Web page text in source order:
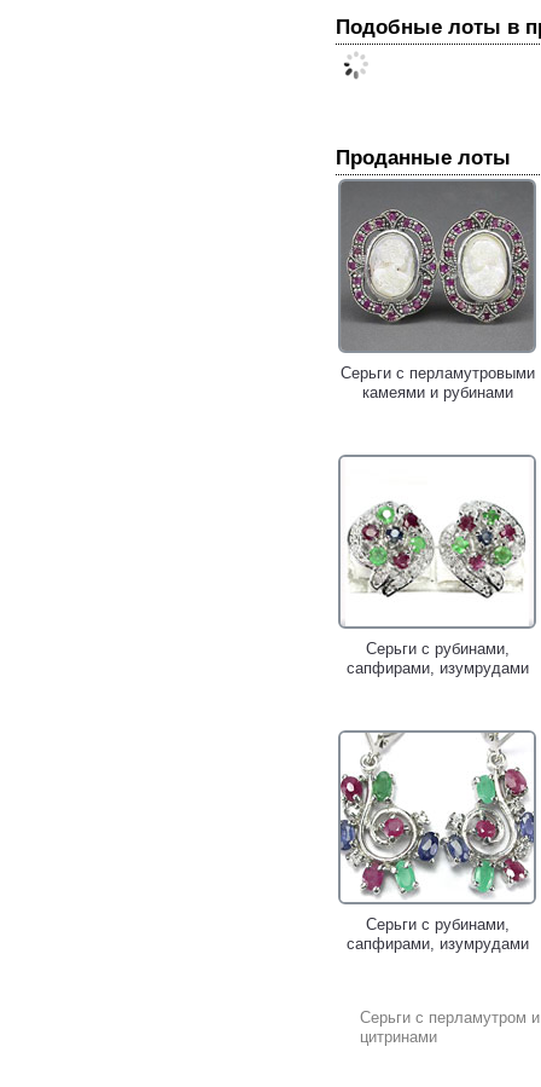
Подобные лоты в
Проданные лоты
Серьги с перламутровыми
камеями и рубинами
Серьги с рубинами,
сапфирами, изумрудами
Серьги с рубинами,
сапфирами, изумрудами
Серьги с перламутром и
цитринами